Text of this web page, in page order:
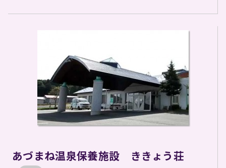
あづまね温泉保養施設 ききょう荘